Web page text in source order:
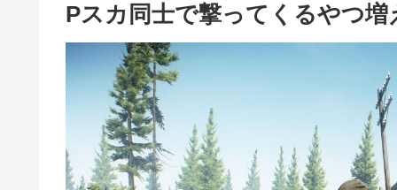
Pスカ同士で撃ってくるやつ増